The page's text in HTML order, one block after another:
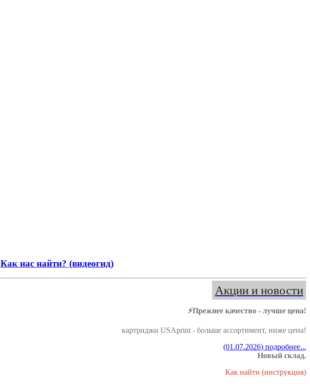
Как нас найти? (видеогид)
Акции и новости
⚡️Прежнее качество - лучше цена!
картриджи USAprint - больше ассортимент, ниже цена!
(01.07.2026) подробнее...
Новый склад.
Как найти (инструкция)